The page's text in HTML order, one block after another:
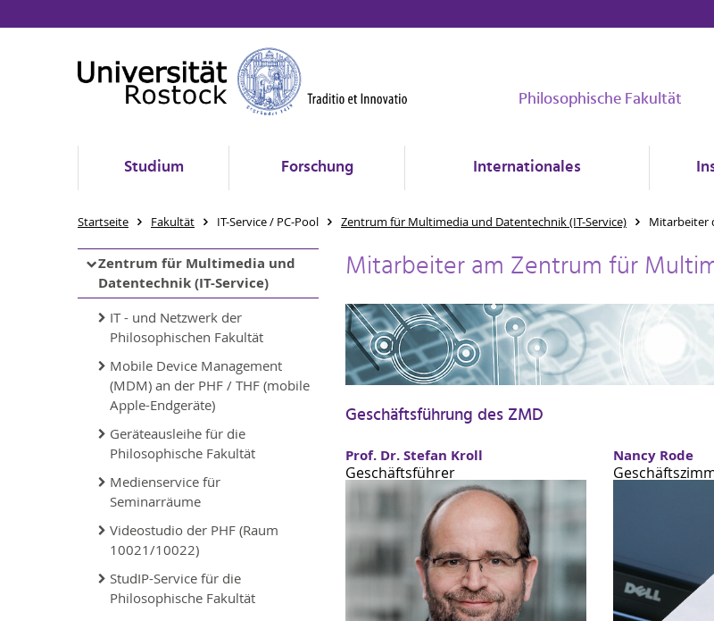
Philosophische Fakultät
Studium Forschung Internationales
Startseite Fakultät IT-Service / PC-Pool Zentrum für Multimedia und Datentechnik (IT-Service) Mitarbeiter
Zentrum für Multimedia und
Datentechnik (IT-Service)
IT - und Netzwerk der
Philosophischen Fakultät
Mobile Device Management
(MDM) an der PHF / THF (mobile
Apple-Endgeräte)
Geräteausleihe für die
Philosophische Fakultät
Medienservice für
Seminarräume
Videostudio der PHF (Raum
10021/10022)
StudIP-Service für die
Philosophische Fakultät
Mitarbeiter am Zentrum für
Geschäftsführung des ZMD
Prof. Dr. Stefan Kroll
Geschäftsführer
Nancy Rode